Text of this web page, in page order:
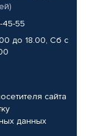
55
до 18.00, Сб с
сайта
данных